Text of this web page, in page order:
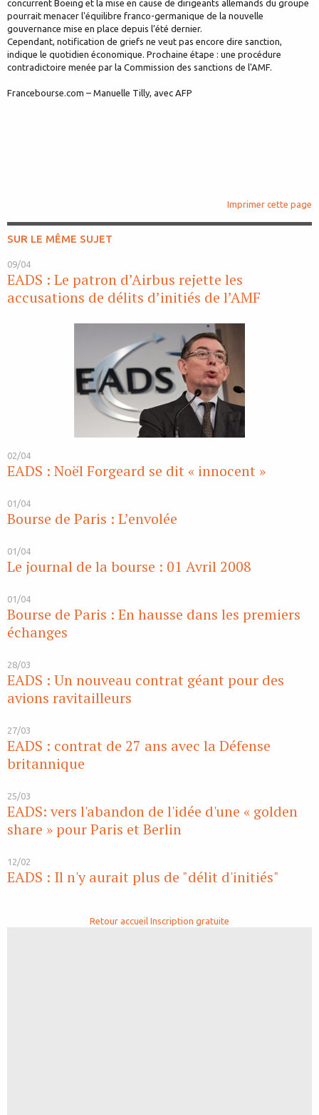
concurrent Boeing et la mise en cause de dirigeants allemands du groupe
pourrait menacer l'équilibre franco-germanique de la nouvelle
gouvernance mise en place depuis l’été dernier.
Cependant, notification de griefs ne veut pas encore dire sanction,
indique le quotidien économique. Prochaine étape : une procédure
contradictoire menée par la Commission des sanctions de l'AMF.
Francebourse.com – Manuelle Tilly, avec AFP
Imprimer cette page
SUR LE MÊME SUJET
09/04
EADS : Le patron d’Airbus rejette les
accusations de délits d’initiés de l’AMF
02/04
EADS : Noël Forgeard se dit « innocent »
01/04
Bourse de Paris : L’envolée
01/04
Le journal de la bourse : 01 Avril 2008
01/04
Bourse de Paris : En hausse dans les premiers
échanges
28/03
EADS : Un nouveau contrat géant pour des
avions ravitailleurs
27/03
EADS : contrat de 27 ans avec la Défense
britannique
25/03
EADS: vers l'abandon de l'idée d'une « golden
share » pour Paris et Berlin
12/02
EADS : Il n'y aurait plus de "délit d'initiés"
Retour accueil Inscription gratuite